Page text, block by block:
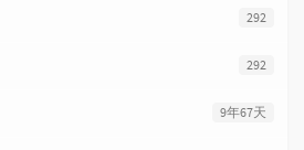
292
292
9年67天